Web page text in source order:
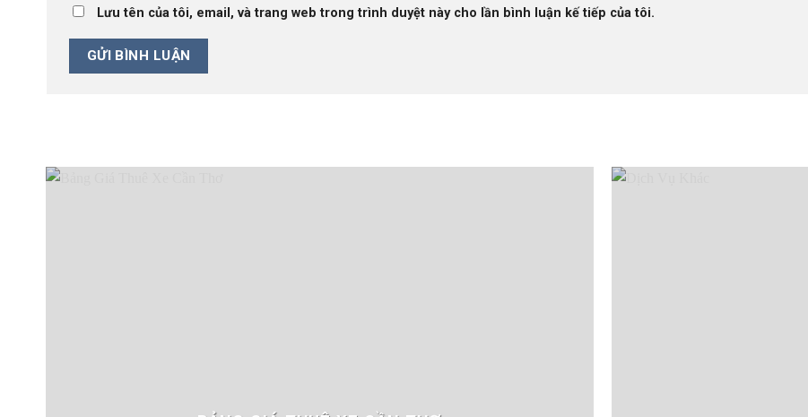
Lưu tên của tôi, email, và trang web trong trình duyệt này cho lần bình luận kế tiếp của tôi.